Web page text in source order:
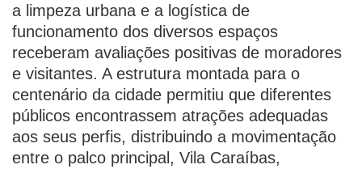
a limpeza urbana e a logística de
funcionamento dos diversos espaços
receberam avaliações positivas de moradores
e visitantes. A estrutura montada para o
centenário da cidade permitiu que diferentes
públicos encontrassem atrações adequadas
aos seus perfis, distribuindo a movimentação
entre o palco principal, Vila Caraíbas,